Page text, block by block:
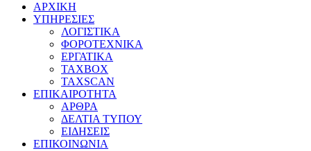
ΑΡΧΙΚΗ
ΥΠΗΡΕΣΙΕΣ
ΛΟΓΙΣΤΙΚΑ
ΦΟΡΟΤΕΧΝΙΚΑ
ΕΡΓΑΤΙΚΑ
TAXBOX
TAXSCAN
ΕΠΙΚΑΙΡΟΤΗΤΑ
ΑΡΘΡΑ
ΔΕΛΤΙΑ ΤΥΠΟΥ
ΕΙΔΗΣΕΙΣ
ΕΠΙΚΟΙΝΩΝΙΑ